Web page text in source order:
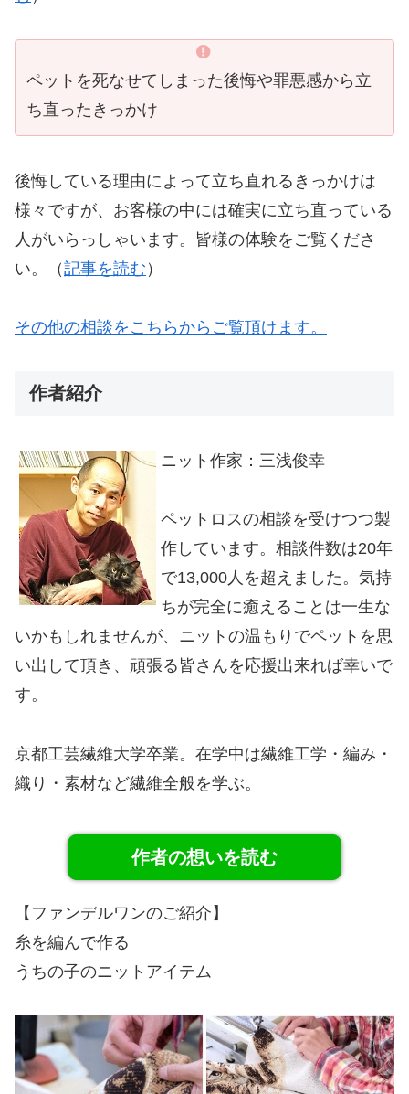
ペットを死なせてしまった後悔や罪悪感から立
ち直ったきっかけ
後悔している理由によって立ち直れるきっかけは
様々ですが、お客様の中には確実に立ち直っている
人がいらっしゃいます。皆様の体験をご覧くださ
い。（記事を読む ）
その他の相談をこちらからご覧頂けます。
作者紹介
ニット作家：三浅俊幸
ペットロスの相談を受けつつ製
作しています。相談件数は20年
で13,000人を超えました。気持
ちが完全に癒えることは一生な
いかもしれませんが、ニットの温もりでペットを思
い出して頂き、頑張る皆さんを応援出来れば幸いで
す。
京都工芸繊維大学卒業。在学中は繊維工学・編み・
織り・素材など繊維全般を学ぶ。
作者の想いを読む
【ファンデルワンのご紹介】
糸を編んで作る
うちの子のニットアイテム